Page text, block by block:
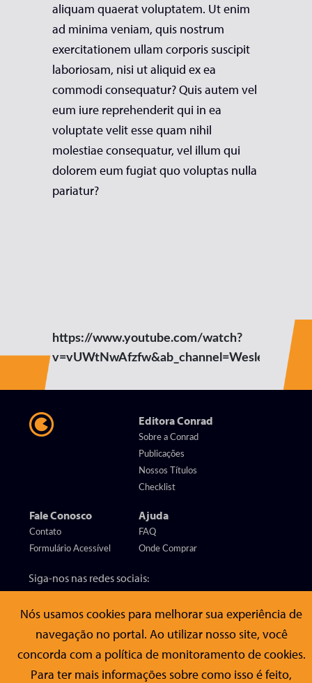
aliquam quaerat voluptatem. Ut enim
ad minima veniam, quis nostrum
exercitationem ullam corporis suscipit
laboriosam, nisi ut aliquid ex ea
commodi consequatur? Quis autem vel
eum iure reprehenderit qui in ea
voluptate velit esse quam nihil
molestiae consequatur, vel illum qui
dolorem eum fugiat quo voluptas nulla
pariatur?
https://www.youtube.com/watch?
Editora Conrad
Sobre a Conrad
Publicações
Nossos Títulos
Checklist
Fale Conosco
Contato
Formulário Acessível
Ajuda
FAQ
Onde Comprar
Siga-nos nas redes sociais:
Editora Conrad
Rua Gomes de Carvalho, 1306 , 11º andar Vila Olímpia - São Paulo -
SP
Nós usamos cookies para melhorar sua experiência de
navegação no portal. Ao utilizar nosso site, você
concorda com a política de monitoramento de cookies.
Para ter mais informações sobre como isso é feito,